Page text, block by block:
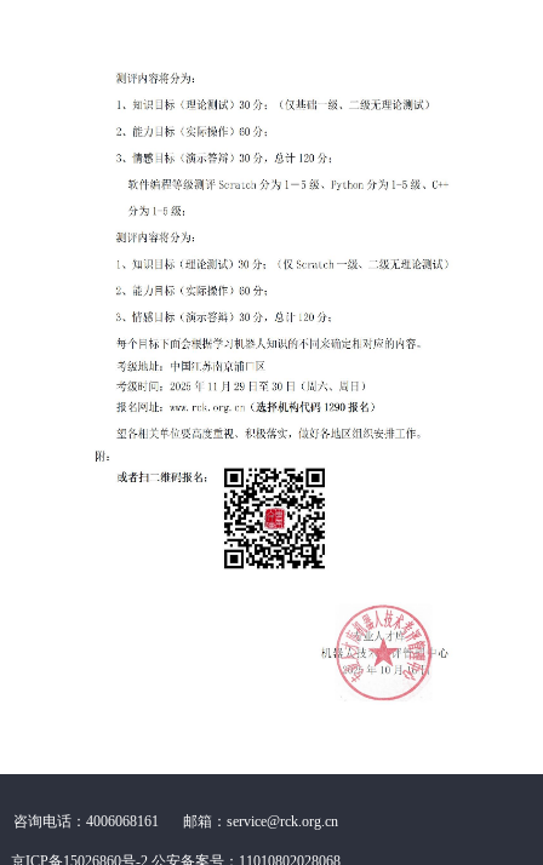
咨询电话：4006068161 邮箱：service@rck.org.cn
京ICP备15026860号-2公安备案号：11010802028068